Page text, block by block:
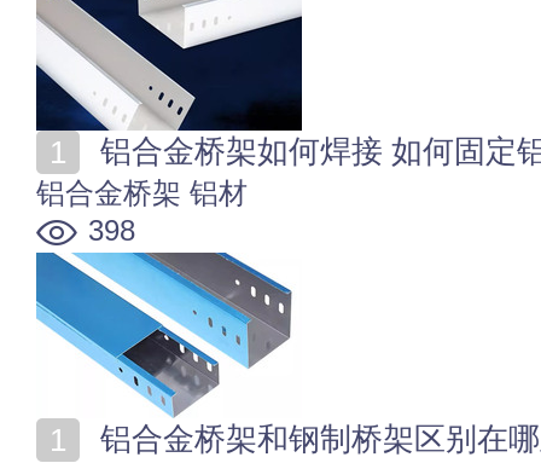
铝合金桥架如何焊接 如何固定
铝合金桥架 铝材
398